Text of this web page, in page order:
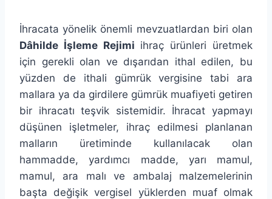
İhracata yönelik önemli mevzuatlardan biri olan
Dâhilde İşleme Rejimi ihraç ürünleri üretmek
için gerekli olan ve dışarıdan ithal edilen, bu
yüzden de ithali gümrük vergisine tabi ara
mallara ya da girdilere gümrük muafiyeti getiren
bir ihracatı teşvik sistemidir. İhracat yapmayı
düşünen işletmeler, ihraç edilmesi planlanan
malların üretiminde kullanılacak olan
hammadde, yardımcı madde, yarı mamul,
mamul, ara malı ve ambalaj malzemelerinin
başta değişik vergisel yüklerden muaf olmak